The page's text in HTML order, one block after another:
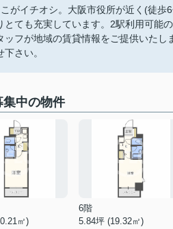
がイチオシ。大阪市役所が近く(徒
ても充実しています。2駅利用可能
フが地域の賃貸情報をご提供いた
さい。
集中の物件
㎡)
6階
5.84坪 (19.32㎡)